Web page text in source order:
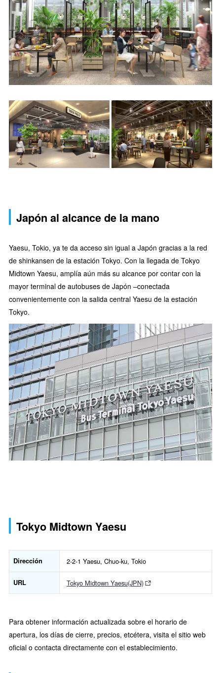
Japón al alcance de la mano
Yaesu, Tokio, ya te da acceso sin igual a Japón gracias a la red
de shinkansen de la estación Tokyo. Con la llegada de Tokyo
Midtown Yaesu, amplía aún más su alcance por contar con la
mayor terminal de autobuses de Japón –conectada
convenientemente con la salida central Yaesu de la estación
Tokyo.
Tokyo Midtown Yaesu
Dirección 2-2-1 Yaesu, Chuo-ku, Tokio
URL Tokyo Midtown Yaesu(JPN)
Para obtener información actualizada sobre el horario de
apertura, los días de cierre, precios, etcétera, visita el sitio web
oficial o contacta directamente con el establecimiento.